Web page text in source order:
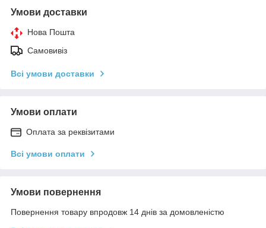
Умови доставки
Нова Пошта
Самовивіз
Всі умови доставки
Умови оплати
Оплата за реквізитами
Всі умови оплати
Умови повернення
Повернення товару впродовж 14 днів за домовленістю